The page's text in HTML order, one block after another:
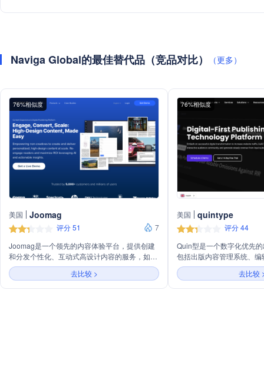
Naviga Global的最佳替代品（竞品对比） （更多）
76%相似度
美国 Joomag
评分 51
7
Joomag是一个领先的内容体验平台，提供创建
和分发个性化、互动式高设计内容的服务，如杂
志、目录、宣传册等。利用人工智能和内容自动
化技术，Joomag使非创意人员也能轻松制作和
交付跨设备和媒介的卓越内容体验，并通过提供
去比较 >
76%相似度
美国 quintype
评分 44
Quin型是一个数字化优先
包括出版内容管理系统、
建器、参与平台、付费墙
多种产品。平台旨在帮助
量、构建互动的观众社区
去比较